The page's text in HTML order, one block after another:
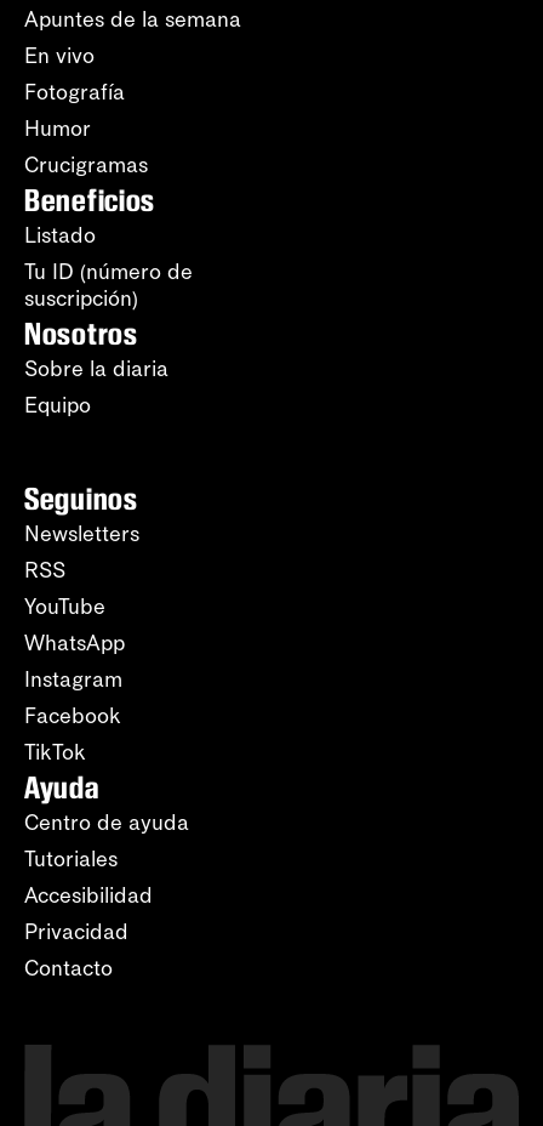
Apuntes de la semana
En vivo
Fotografía
Humor
Crucigramas
Beneficios
Listado
Tu ID (número de
suscripción)
Nosotros
Sobre la diaria
Equipo
Seguinos
Newsletters
RSS
YouTube
WhatsApp
Instagram
Facebook
TikTok
Ayuda
Centro de ayuda
Tutoriales
Accesibilidad
Privacidad
Contacto